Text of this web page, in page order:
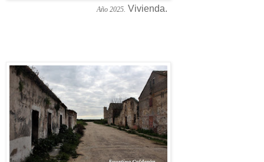
Año 2025. Vivienda.